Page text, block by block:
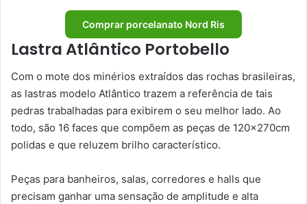
Comprar porcelanato Nord Ris
Lastra Atlântico Portobello
Com o mote dos minérios extraídos das rochas brasileiras,
as lastras modelo Atlântico trazem a referência de tais
pedras trabalhadas para exibirem o seu melhor lado. Ao
todo, são 16 faces que compõem as peças de 120x270cm
polidas e que reluzem brilho característico.
Peças para banheiros, salas, corredores e halls que
precisam ganhar uma sensação de amplitude e alta